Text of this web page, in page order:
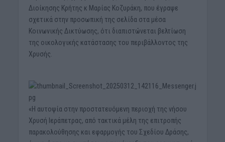
Διοίκησης Κρήτης κ Μαρίας Κοζυράκη, που έγραψε
σχετικά στην προσωπική της σελίδα στα μέσα
Κοινωνικής Δικτύωσης, ότι διαπιστώνεται βελτίωση
της οικολογικής κατάστασης του περιβάλλοντος της
Χρυσής.
«Η αυτοψία στην προστατευόμενη περιοχή της νήσου
Χρυσή Ιεράπετρας, από τακτικά μέλη της επιτροπής
παρακολούθησης και εφαρμογής του Σχεδίου Δράσης,